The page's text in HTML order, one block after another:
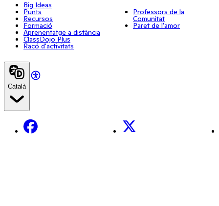
Big Ideas
Punts
Recursos
Formació
Aprenentatge a distància
ClassDojo Plus
Racó d'activitats
Professors de la
Comunitat
Paret de l'amor
Català
Facebook X